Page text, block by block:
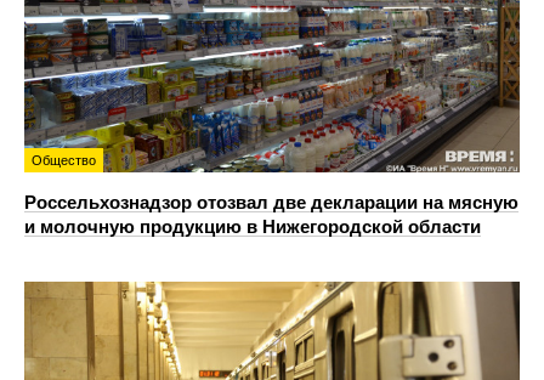
Общество
Россельхознадзор отозвал две декларации на мясную
и молочную продукцию в Нижегородской области